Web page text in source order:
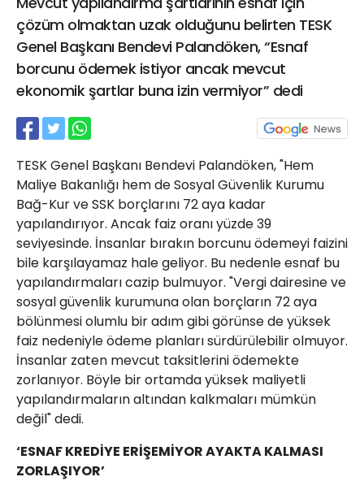
çözüm olmaktan uzak olduğunu belirten TESK
Genel Başkanı Bendevi Palandöken, “Esnaf
borcunu ödemek istiyor ancak mevcut
ekonomik şartlar buna izin vermiyor” dedi
TESK Genel Başkanı Bendevi Palandöken, "Hem
Maliye Bakanlığı hem de Sosyal Güvenlik Kurumu
Bağ-Kur ve SSK borçlarını 72 aya kadar
yapılandırıyor. Ancak faiz oranı yüzde 39
seviyesinde. İnsanlar bırakın borcunu ödemeyi faizini
bile karşılayamaz hale geliyor. Bu nedenle esnaf bu
yapılandırmaları cazip bulmuyor. "Vergi dairesine ve
sosyal güvenlik kurumuna olan borçların 72 aya
bölünmesi olumlu bir adım gibi görünse de yüksek
faiz nedeniyle ödeme planları sürdürülebilir olmuyor.
İnsanlar zaten mevcut taksitlerini ödemekte
zorlanıyor. Böyle bir ortamda yüksek maliyetli
yapılandırmaların altından kalkmaları mümkün
değil" dedi.
‘ESNAF KREDİYE ERİŞEMİYOR AYAKTA KALMASI
ZORLAŞIYOR’
21 Gölcük
02624132333
haber@golcukpostasi.com